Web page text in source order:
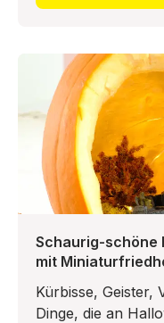
Schaurig-schöne
mit
Kürbisse, Geister,
Dinge, die an